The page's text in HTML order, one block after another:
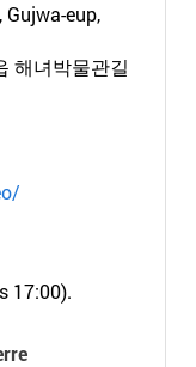
eup,
해녀박물관길
17:00).